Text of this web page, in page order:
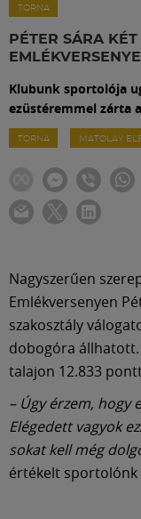
TORNA
PÉTER SÁRA
Klubunk sportolója
ezüstéremmel zárta
TORNA MATOLAY
Nagyszerűen
Emlékversenyen
szakosztály
dobogóra
talajon 12.833
– Úgy érzem, hogy
Elégedett vagyok
sokat kell még
értékelt sportolónk
Labdarúgás
Meccscenter
Klub
Shop
Közösség
Múzeum
English